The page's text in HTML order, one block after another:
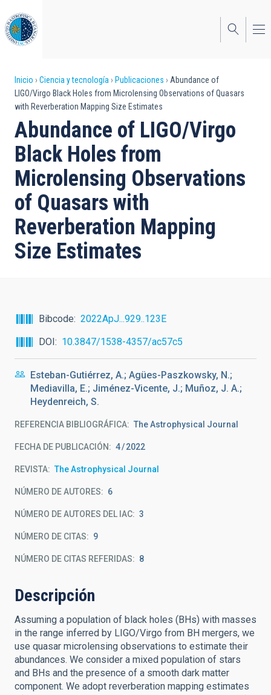
al
contenido
principal
Sobrescribir
enlaces
de
ayuda
a
la
navegación
Inicio Ciencia y tecnología Publicaciones
Abundance of
LIGO/Virgo Black Holes from Microlensing Observations of Quasars
with Reverberation Mapping Size Estimates
Abundance of LIGO/Virgo
Black Holes from
Microlensing Observations
of Quasars with
Reverberation Mapping
Size Estimates
Bibcode
2022ApJ...929..123E
DOI
10.3847/1538-4357/ac57c5
Esteban-Gutiérrez, A.; Agües-Paszkowsky, N.;
Mediavilla, E.; Jiménez-Vicente, J.; Muñoz, J. A.;
Heydenreich, S.
REFERENCIA BIBLIOGRÁFICA The Astrophysical Journal
FECHA DE PUBLICACIÓN: 4 2022
REVISTA The Astrophysical Journal
NÚMERO DE AUTORES 6
NÚMERO DE AUTORES DEL IAC 3
NÚMERO DE CITAS 9
NÚMERO DE CITAS REFERIDAS 8
Descripción
Assuming a population of black holes (BHs) with masses
in the range inferred by LIGO/Virgo from BH mergers, we
use quasar microlensing observations to estimate their
abundances. We consider a mixed population of stars
and BHs and the presence of a smooth dark matter
component. We adopt reverberation mapping estimates